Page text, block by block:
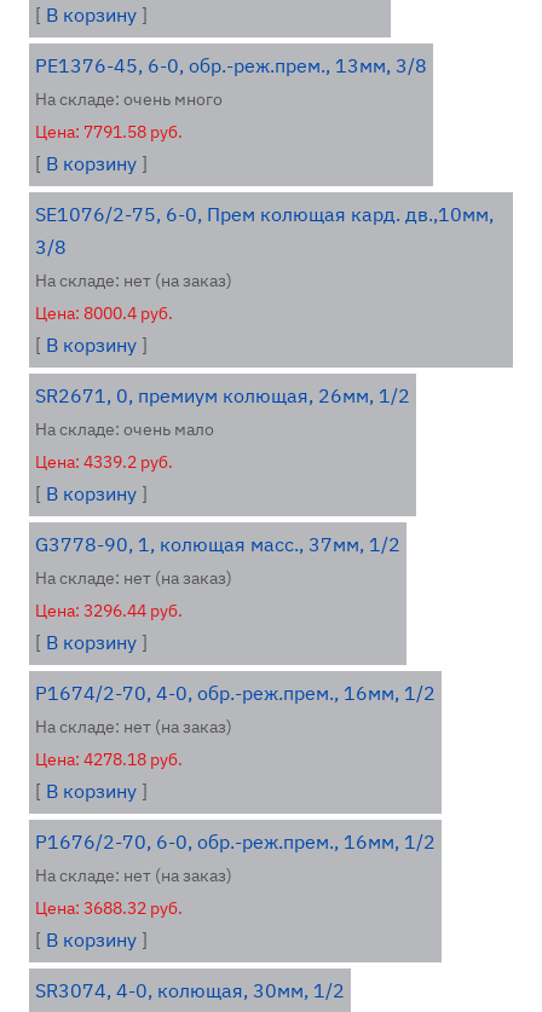
[ В корзину ]
PE1376-45, 6-0, обр.-реж.прем., 13мм, 3/8
На складе: очень много
Цена: 7791.58 руб.
[ В корзину ]
SE1076/2-75, 6-0, Прем колющая кард. дв.,10мм,
3/8
На складе: нет (на заказ)
Цена: 8000.4 руб.
[ В корзину ]
SR2671, 0, премиум колющая, 26мм, 1/2
На складе: очень мало
Цена: 4339.2 руб.
[ В корзину ]
G3778-90, 1, колющая масс., 37мм, 1/2
На складе: нет (на заказ)
Цена: 3296.44 руб.
[ В корзину ]
P1674/2-70, 4-0, обр.-реж.прем., 16мм, 1/2
На складе: нет (на заказ)
Цена: 4278.18 руб.
[ В корзину ]
P1676/2-70, 6-0, обр.-реж.прем., 16мм, 1/2
На складе: нет (на заказ)
Цена: 3688.32 руб.
[ В корзину ]
SR3074, 4-0, колющая, 30мм, 1/2